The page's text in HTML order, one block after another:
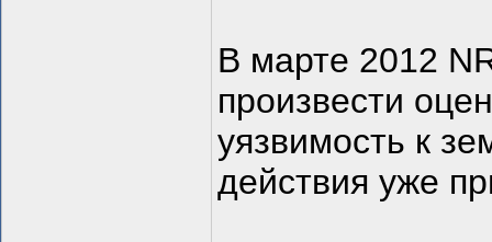
В марте 2012
произвести
уязвимость к
действия уже